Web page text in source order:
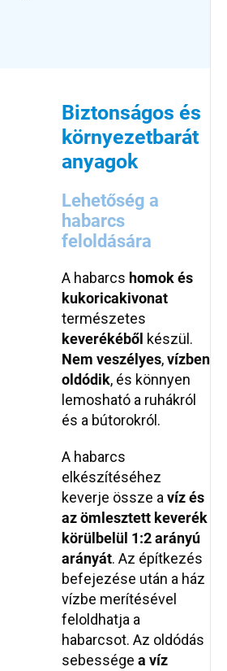
Biztonságos és
környezetbarát
anyagok
Lehetőség a
habarcs
feloldására
A habarcs homok és
kukoricakivonat
természetes
keverékéből készül.
Nem veszélyes,vízben
oldódik, és könnyen
lemosható a ruhákról
és a bútorokról.
A habarcs
elkészítéséhez
keverje össze avíz és
az ömlesztett keverék
körülbelül 1:2 arányú
arányát. Az építkezés
befejezése után a ház
vízbe merítésével
feloldhatja a
habarcsot. Az oldódás
sebessége a víz